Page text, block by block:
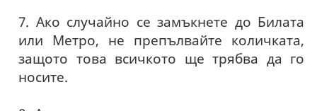
7. Ако случайно се замъкнете до Билата
или Метро, не препълвайте количката,
защото това всичкото ще трябва да го
носите.